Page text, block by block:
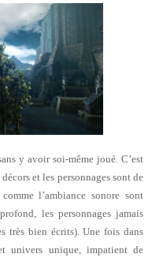
y avoir soi-même joué. C’est
et les personnages sont de
l’ambiance sonore sont
les personnages jamais
très bien écrits). Une fois dans
univers unique, impatient de